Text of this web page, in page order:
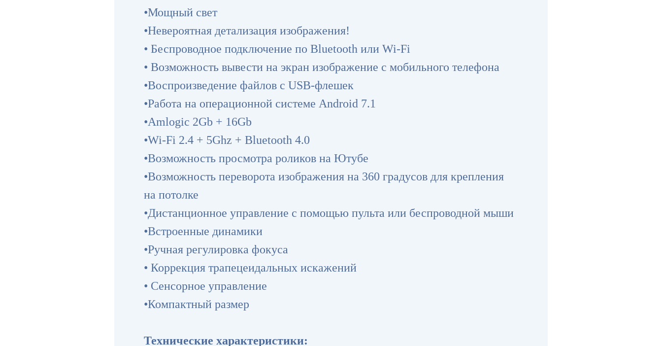
•Мощный свет
•Невероятная детализация изображения!
• Беспроводное подключение по Bluetooth или Wi-Fi
• Возможность вывести на экран изображение с мобильного телефона
•Воспроизведение файлов с USB-флешек
•Работа на операционной системе Android 7.1
•Amlogic 2Gb + 16Gb
•Wi-Fi 2.4 + 5Ghz + Bluetooth 4.0
•Возможность просмотра роликов на Ютубе
•Возможность переворота изображения на 360 градусов для крепления
на потолке
•Дистанционное управление с помощью пульта или беспроводной мыши
•Встроенные динамики
•Ручная регулировка фокуса
• Коррекция трапецеидальных искажений
• Сенсорное управление
•Компактный размер
Технические характеристики: